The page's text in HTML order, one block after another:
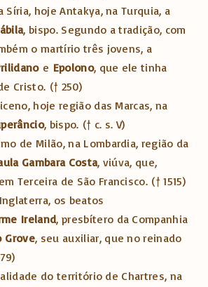
Síria, hoje Antakya, na Turquia, a
, bispo. Segundo a tradição, com
o martírio três jovens, a
e Epolono, que ele tinha
Cristo. († 250)
hoje região das Marcas, na
, bispo. († c. s. V)
de Milão, na Lombardia, região da
Gambara Costa, viúva, que,
Terceira de São Francisco. († 1515)
os beatos
Ireland, presbítero da Companhia
Grove, seu auxiliar, que no reinado
do território de Chartres, na